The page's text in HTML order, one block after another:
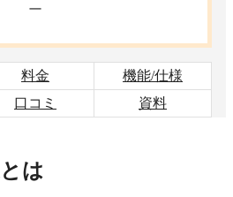
ー
料金
機能/仕様
口コミ 資料
とは